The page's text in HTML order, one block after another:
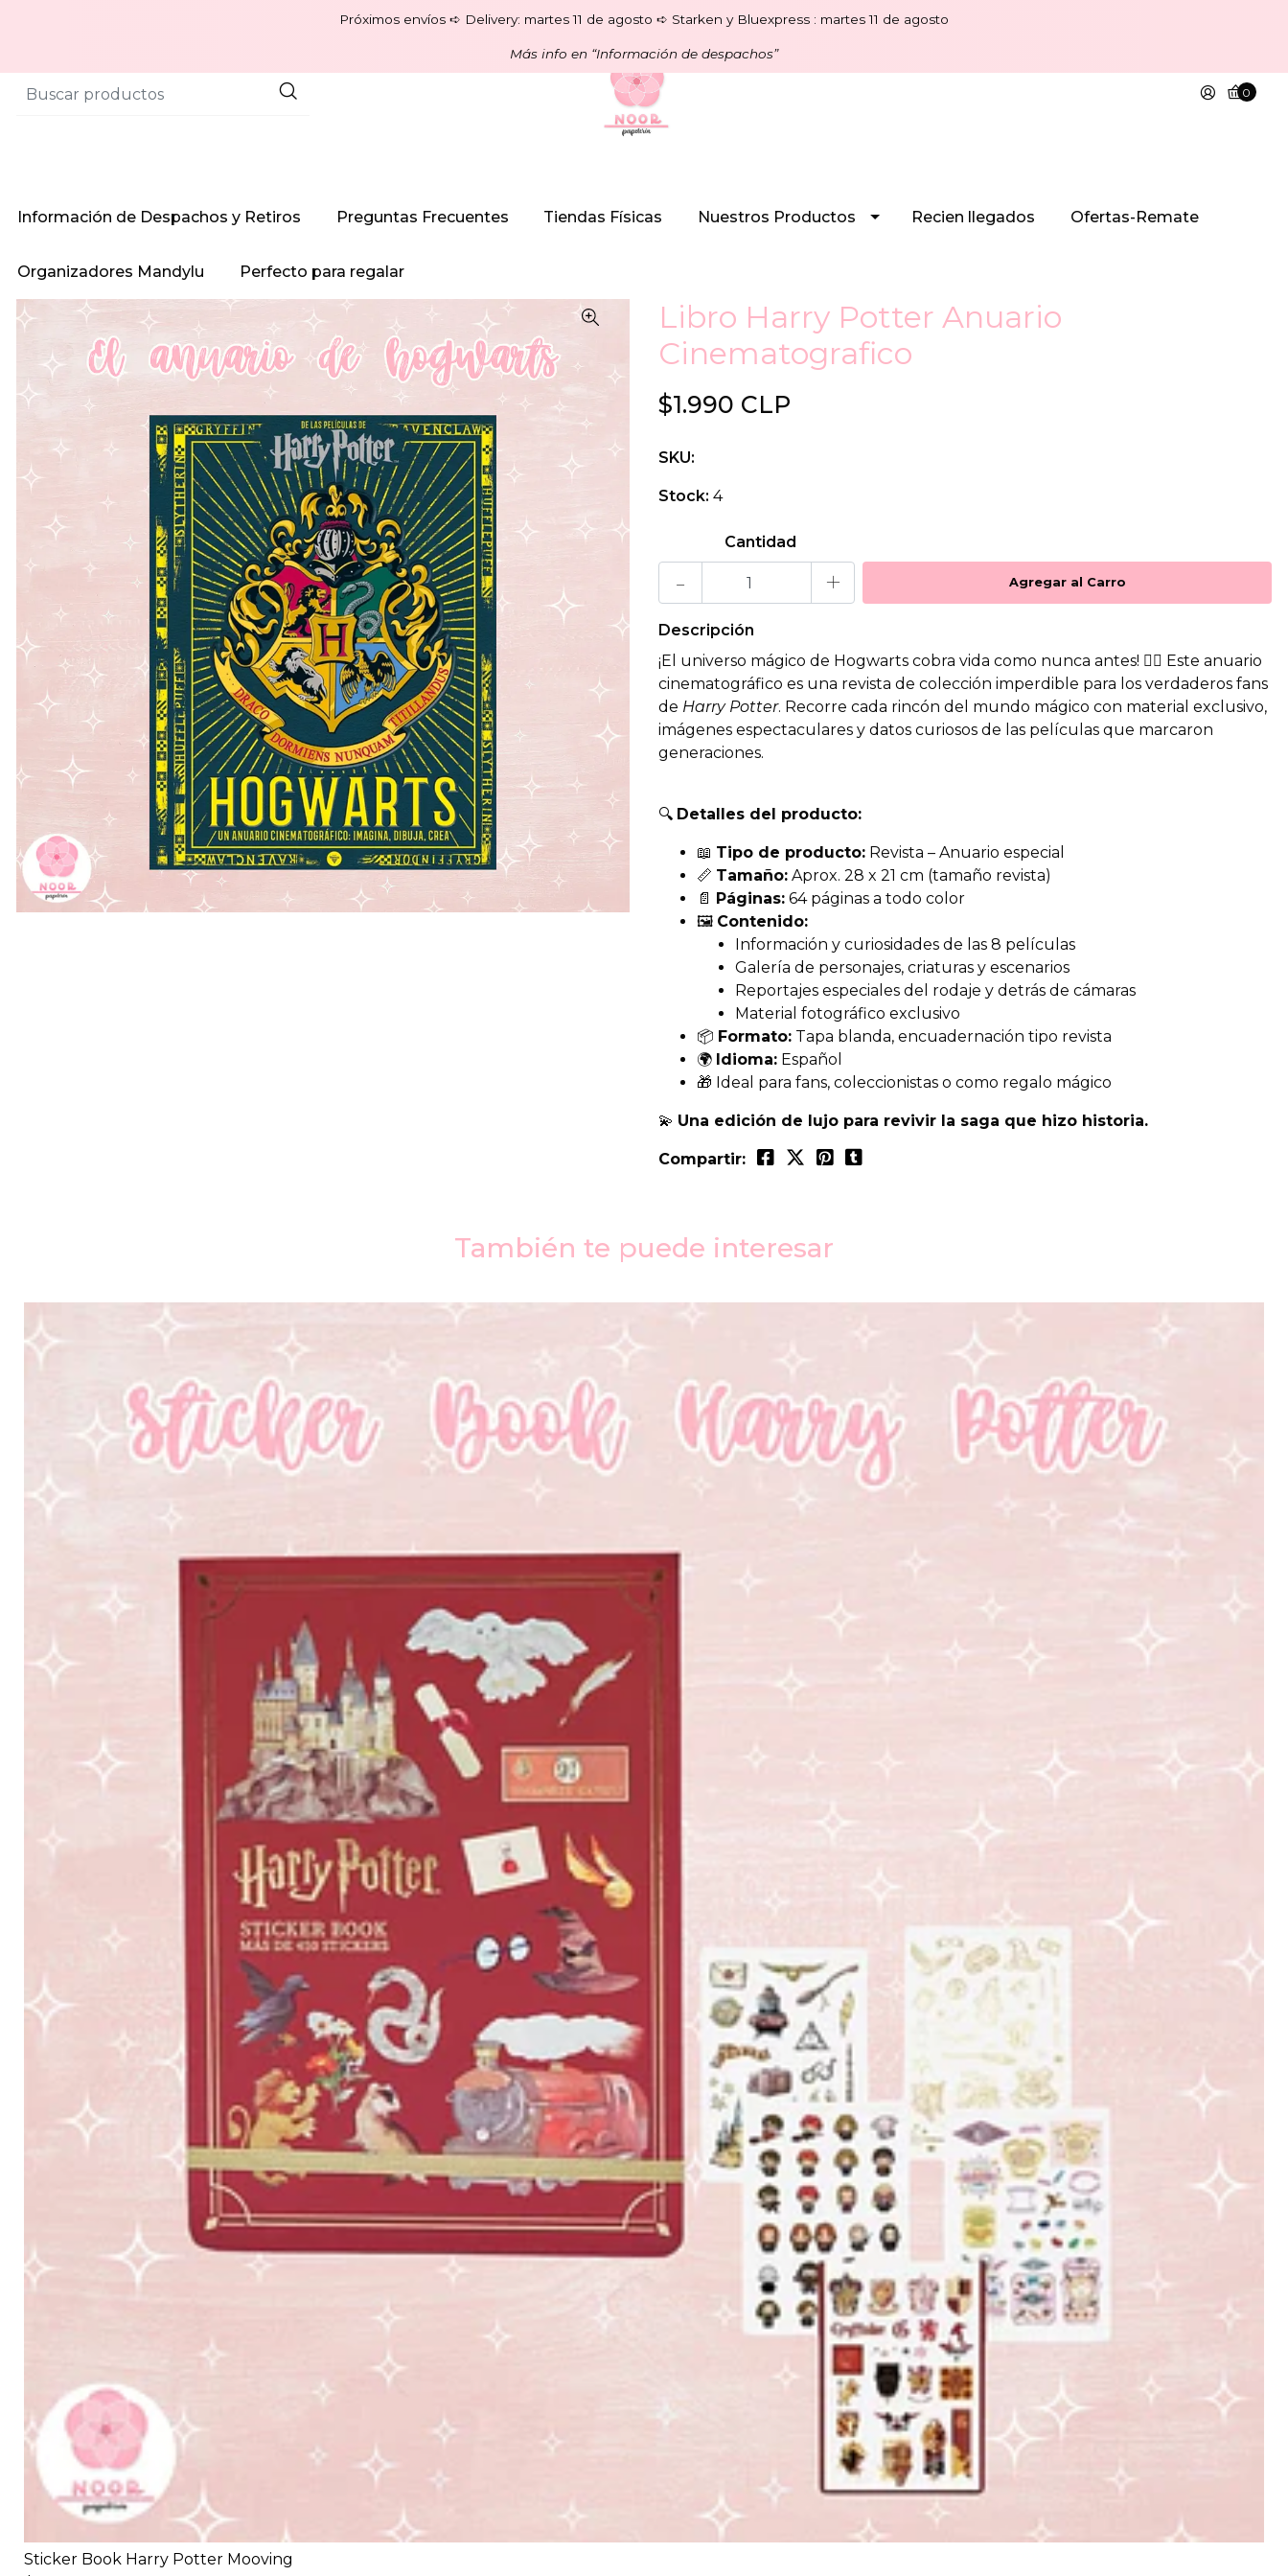
Próximos envíos ➪ Delivery: martes 11 de agosto ➪ Starken y Bluexpress : martes 11 de agosto
Más info en “Información de despachos”
0
Información de Despachos y Retiros Preguntas Frecuentes Tiendas Físicas Nuestros Productos Recien llegados Ofertas-Remate
Organizadores Mandylu Perfecto para regalar
Libro Harry Potter Anuario
Cinematografico
$1.990 CLP
SKU:
Stock: 4
Cantidad
- +
Descripción
¡El universo mágico de Hogwarts cobra vida como nunca antes! 🧙‍♂️ Este anuario
cinematográfico es una revista de colección imperdible para los verdaderos fans
de Harry Potter. Recorre cada rincón del mundo mágico con material exclusivo,
imágenes espectaculares y datos curiosos de las películas que marcaron
generaciones.
🔍 Detalles del producto:
📖 Tipo de producto: Revista – Anuario especial
📏 Tamaño: Aprox. 28 x 21 cm (tamaño revista)
📄 Páginas: 64 páginas a todo color
🖼️ Contenido:
Información y curiosidades de las 8 películas
Galería de personajes, criaturas y escenarios
Reportajes especiales del rodaje y detrás de cámaras
Material fotográfico exclusivo
📦 Formato: Tapa blanda, encuadernación tipo revista
🌍 Idioma: Español
🎁 Ideal para fans, coleccionistas o como regalo mágico
💫 Una edición de lujo para revivir la saga que hizo historia.
Compartir:
También te puede interesar
Sticker Book Harry Potter Mooving